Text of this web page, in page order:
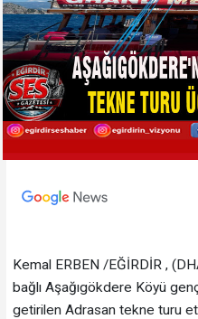
Kemal ERBEN /EĞİRDİR ,
bağlı Aşağıgökdere Köyü
getirilen Adrasan tekne turu